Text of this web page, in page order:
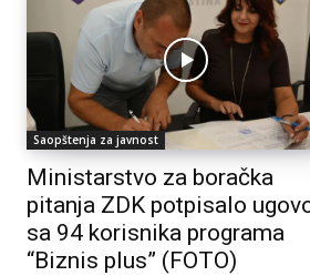
Saopštenja za javnost
Ministarstvo za boračka
pitanja ZDK potpisalo
sa 94 korisnika programa
“Biznis plus” (FOTO)